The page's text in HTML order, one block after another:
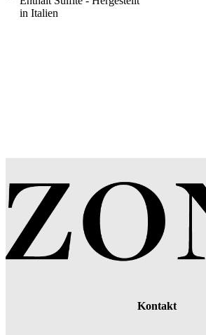
in Italien
Kontakt